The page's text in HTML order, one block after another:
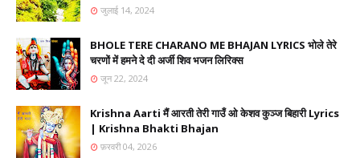
जुलाई 14, 2024
BHOLE TERE CHARANO ME BHAJAN LYRICS भोले तेरे
चरणों में हमने दे दी अर्जी शिव भजन लिरिक्स
जून 22, 2024
Krishna Aarti मैं आरती तेरी गाउँ ओ केशव कुञ्ज बिहारी Lyrics
| Krishna Bhakti Bhajan
फ़रवरी 04, 2026